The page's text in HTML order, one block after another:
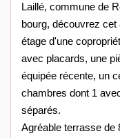
Laillé, commune de
bourg, découvrez
étage d'une
avec placards, une
équipée récente, un
chambres dont 1
séparés.
Agréable terrasse de